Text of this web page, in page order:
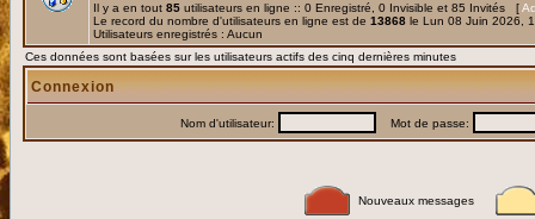
Il y a en tout 85 utilisateurs en ligne :: 0 Enregistré, 0 Invisible et 85 Invités [
Le record du nombre d'utilisateurs en ligne est de 13868 le Lun 08 Juin 2026,
Utilisateurs enregistrés : Aucun
Ces données sont basées sur les utilisateurs actifs des cinq dernières minutes
Connexion
Nom d'utilisateur: Mot de passe:
Nouveaux messages